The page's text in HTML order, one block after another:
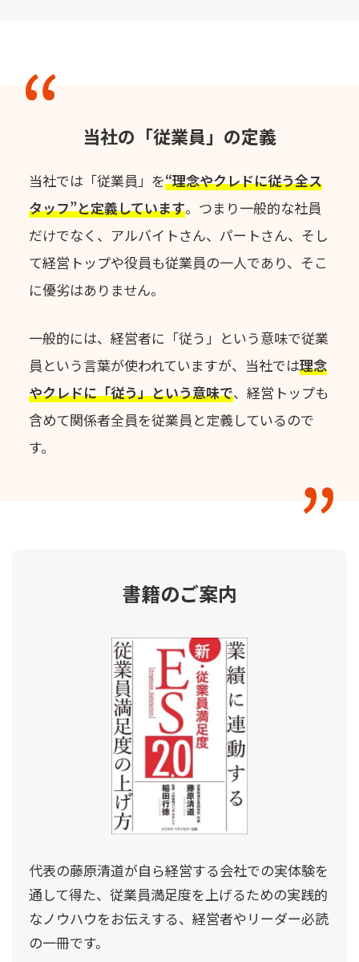
当社の「従業員」の定義
当社では「従業員」を“理念やクレドに従う全ス
タッフ”と定義しています。 つまり一般的な社員
だけでなく、アルバイトさん、パートさん、 そし
て経営トップや役員も従業員の一人であり、そこ
に優劣はありません。
一般的には、経営者に「従う」という意味で従業
員という言葉が使われていますが、 当社では理念
やクレドに「従う」という意味で、 経営トップも
含めて関係者全員を従業員と定義しているので
す。
書籍のご案内
代表の藤原清道が自ら経営する会社での実体験を
通して得た、従業員満足度を上げるための実践的
なノウハウをお伝えする、経営者やリーダー必読
の一冊です。